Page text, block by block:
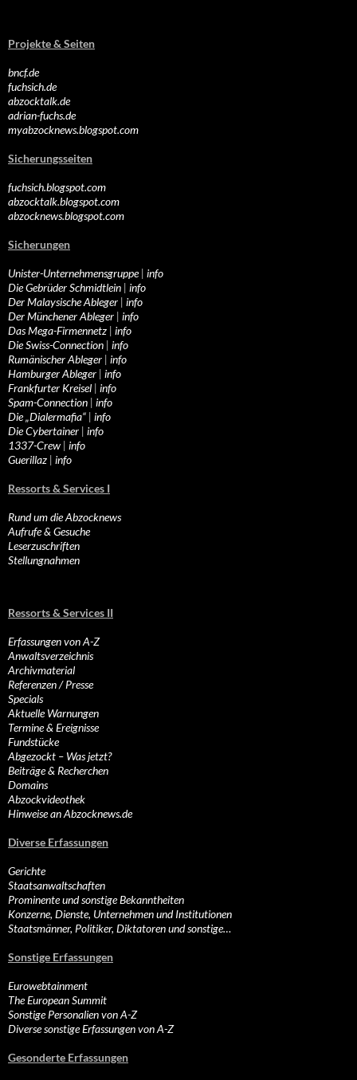
Projekte & Seiten
bncf.de
fuchsich.de
abzocktalk.de
adrian-fuchs.de
myabzocknews.blogspot.com
Sicherungsseiten
fuchsich.blogspot.com
abzocktalk.blogspot.com
abzocknews.blogspot.com
Sicherungen
Unister-Unternehmensgruppe| info
Die Gebrüder Schmidtlein | info
Der Malaysische Ableger | info
Der Münchener Ableger | info
Das Mega-Firmennetz | info
Die Swiss-Connection | info
Rumänischer Ableger | info
Hamburger Ableger | info
Frankfurter Kreisel | info
Spam-Connection | info
Die „Dialermafia“ | info
Die Cybertainer | info
1337-Crew | info
Guerillaz | info
Ressorts & Services I
Rund um die Abzocknews
Aufrufe & Gesuche
Leserzuschriften
Stellungnahmen
Ressorts & Services II
Erfassungen von A-Z
Anwaltsverzeichnis
Archivmaterial
Referenzen / Presse
Specials
Aktuelle Warnungen
Termine & Ereignisse
Fundstücke
Abgezockt – Was jetzt?
Beiträge & Recherchen
Domains
Abzockvideothek
Hinweise an Abzocknews.de
Diverse Erfassungen
Gerichte
Staatsanwaltschaften
Prominente und sonstige Bekanntheiten
Konzerne, Dienste, Unternehmen und Institutionen
Staatsmänner, Politiker, Diktatoren und sonstige…
Sonstige Erfassungen
Eurowebtainment
The European Summit
Sonstige Personalien von A-Z
Diverse sonstige Erfassungen von A-Z
Gesonderte Erfassungen